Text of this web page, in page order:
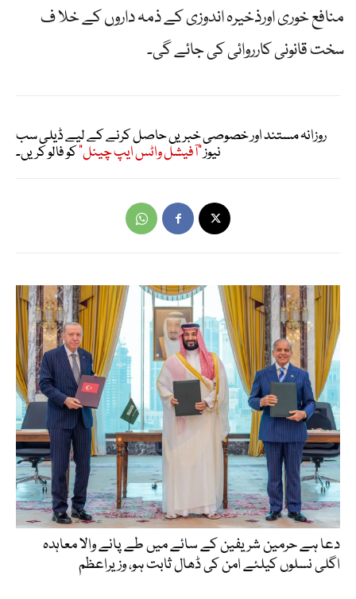
منافع خوری اورذخیرہ اندوزی کے ذمہ داروں کے خلا ف
سخت قانونی کارروائی کی جائے گی۔
روزانہ مستند اور خصوصی خبریں حاصل کرنے کے لیے ڈیلی سب
نیوز"آفیشل واٹس ایپ چینل"کو فالو کریں۔
دعا ہے حرمین شریفین کے سائے میں طے پانے والا معاہدہ
اگلی نسلوں کیلئے امن کی ڈھال ثابت ہو، وزیراعظم